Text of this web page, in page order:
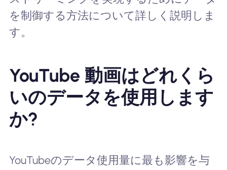
を制御する方法について詳しく説明しま
す。
YouTube 動画はどれくら
いのデータを使用します
か?
YouTubeのデータ使用量に最も影響を与